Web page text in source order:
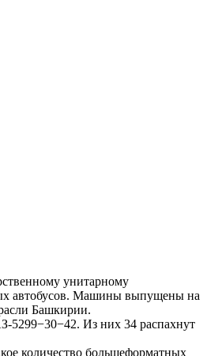
унитарному
автобусов. Машины выпущены на
Башкирии.
5299−30−42. Из них 34 распахнут
количество большеформатных